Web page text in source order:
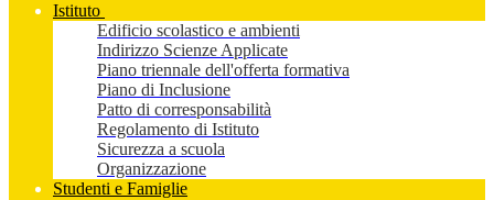
Istituto
Edificio scolastico e ambienti
Indirizzo Scienze Applicate
Piano triennale dell'offerta formativa
Piano di Inclusione
Patto di corresponsabilità
Regolamento di Istituto
Sicurezza a scuola
Organizzazione
Studenti e Famiglie